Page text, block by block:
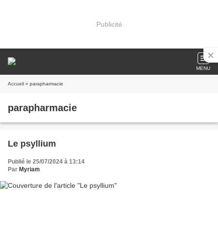
Publicité
MENU
Accueil » parapharmacie
parapharmacie
Le psyllium
Publié le 25/07/2024 à 13:14
Par Myriam